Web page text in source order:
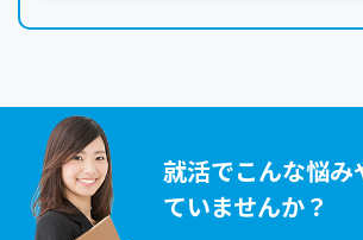
就活でこんな悩み
ていませんか？